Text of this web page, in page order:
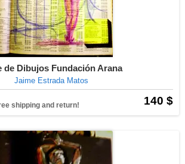
de Dibujos Fundación Arana
Jaime Estrada Matos
140 $
shipping and return!